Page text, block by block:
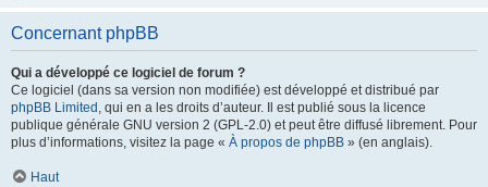
Concernant phpBB
Qui a développé ce logiciel de forum ?
Ce logiciel (dans sa version non modifiée) est développé et distribué par
phpBB Limited , qui en a les droits d’auteur. Il est publié sous la licence
publique générale GNU version 2 (GPL-2.0) et peut être diffusé librement. Pour
plus d’informations, visitez la page « À propos de phpBB » (en anglais).
Haut